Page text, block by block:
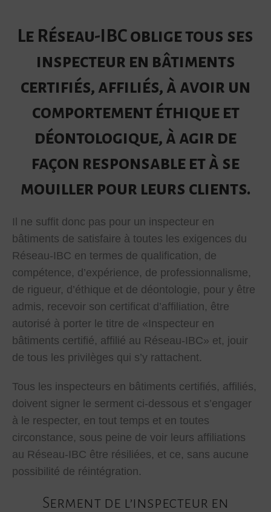
Le Réseau-IBC oblige tous ses
inspecteur en bâtiments
certifiés, affiliés, à avoir un
comportement éthique et
déontologique, à agir de
façon responsable et à se
mouiller pour leurs clients.
Il ne suffit donc pas pour un inspecteur en
bâtiments de satisfaire à toutes les exigences du
Réseau-IBC en termes de qualification, de
compétence, d’expérience, de professionnalisme,
de rigueur, d’éthique et de déontologie, pour y être
admis, recevoir son certificat d’affiliation, être
autorisé à porter le titre de «Inspecteur en
bâtiments certifié, affilié au Réseau-IBC» et, jouir
de tous les privilèges qui s’y rattachent.
Tous les inspecteurs en bâtiments certifiés, affiliés,
doivent signer le serment ci-dessous et s’engager
à le respecter, en tout temps et en toutes
circonstance, sous peine de voir leurs affiliations
au Réseau-IBC être résiliées, et ce, sans aucune
possibilité de réintégration.
Serment de l’inspecteur en